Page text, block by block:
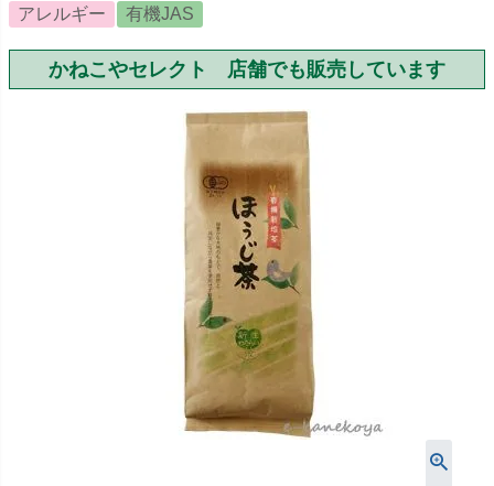
アレルギー 有機JAS
かねこやセレクト 店舗でも販売しています